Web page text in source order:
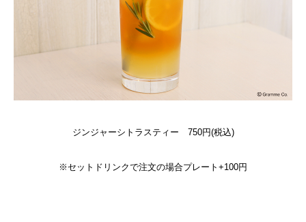
ジンジャーシトラスティー 750円(税込)
※セットドリンクで注文の場合プレート+100円